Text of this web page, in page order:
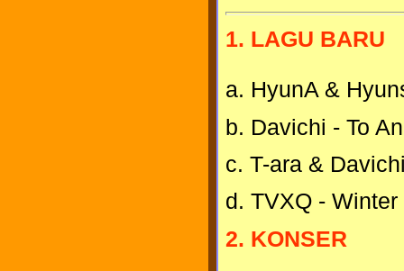
1. LAGU BARU
a. HyunA &
b. Davichi - To
c. T-ara &
d. TVXQ -
2. KONSER